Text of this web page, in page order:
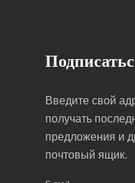
Введите свой
получать
предложения и
почтовый ящик.